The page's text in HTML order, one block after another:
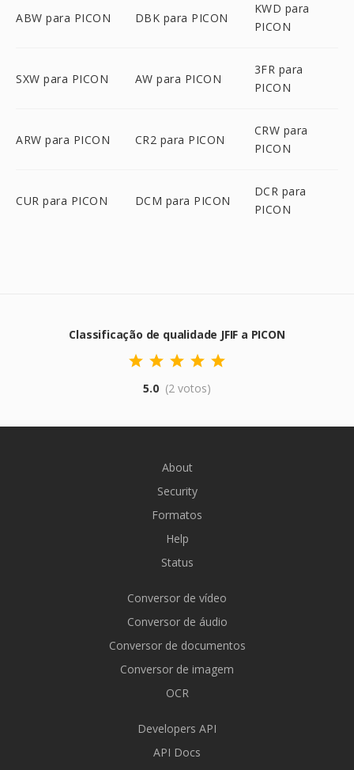
ABW para PICON DBK para PICON
KWD para
PICON
SXW para PICON AW para PICON
3FR para
PICON
ARW para PICON CR2 para PICON
CRW para
PICON
CUR para PICON DCM para PICON
DCR para
PICON
Classificação de qualidade JFIF a PICON
5.0 (2 votos)
About
Security
Formatos
Help
Status
Conversor de vídeo
Conversor de áudio
Conversor de documentos
Conversor de imagem
OCR
Developers API
API Docs